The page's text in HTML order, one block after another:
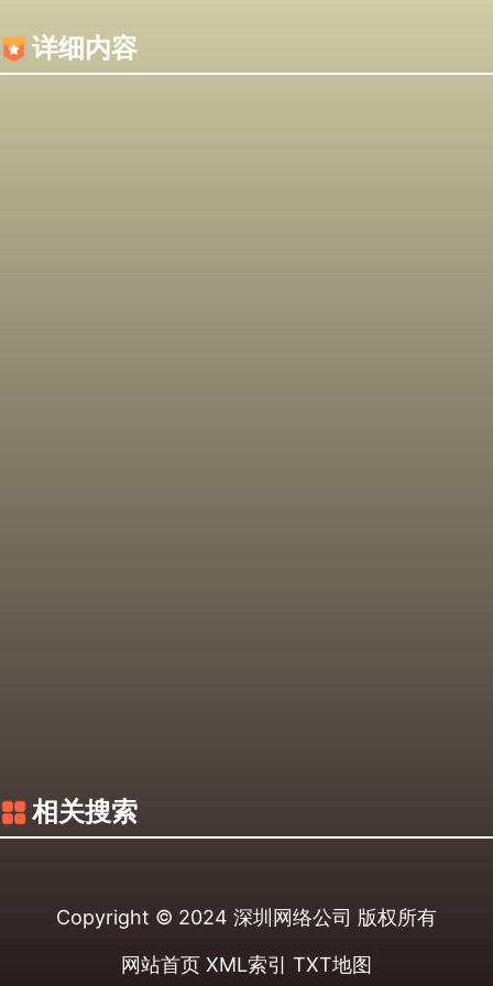
详细内容
相关搜索
Copyright © 2024 深圳网络公司 版权所有
网站首页 XML索引 TXT地图